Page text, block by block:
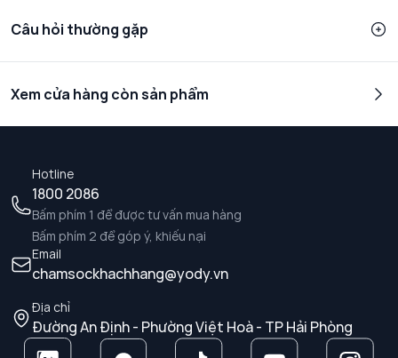
Câu hỏi thường gặp
Xem cửa hàng còn sản phẩm
Hotline
1800 2086
Bấm phím 1 để được tư vấn mua hàng
Bấm phím 2 để góp ý, khiếu nại
Email
chamsockhachhang@yody.vn
Địa chỉ
Đường An Định - Phường Việt Hoà - TP Hải Phòng